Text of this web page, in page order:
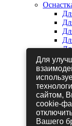
Для
сайтом,
cookie-
Вашего